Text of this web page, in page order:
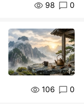
98 0
106 0